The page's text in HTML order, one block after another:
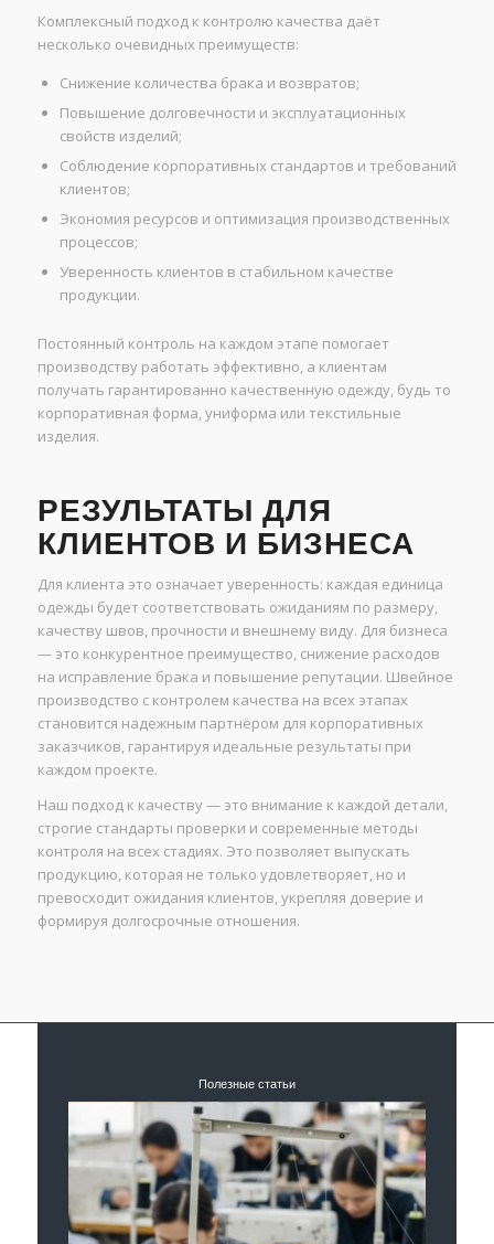
Комплексный подход к контролю качества даёт
несколько очевидных преимуществ:
Снижение количества брака и возвратов;
Повышение долговечности и эксплуатационных
свойств изделий;
Соблюдение корпоративных стандартов и требований
клиентов;
Экономия ресурсов и оптимизация производственных
процессов;
Уверенность клиентов в стабильном качестве
продукции.
Постоянный контроль на каждом этапе помогает
производству работать эффективно, а клиентам
получать гарантированно качественную одежду, будь то
корпоративная форма, униформа или текстильные
изделия.
РЕЗУЛЬТАТЫ ДЛЯ
КЛИЕНТОВ И БИЗНЕСА
Для клиента это означает уверенность: каждая единица
одежды будет соответствовать ожиданиям по размеру,
качеству швов, прочности и внешнему виду. Для бизнеса
— это конкурентное преимущество, снижение расходов
на исправление брака и повышение репутации. Швейное
производство с контролем качества на всех этапах
становится надежным партнёром для корпоративных
заказчиков, гарантируя идеальные результаты при
каждом проекте.
Наш подход к качеству — это внимание к каждой детали,
строгие стандарты проверки и современные методы
контроля на всех стадиях. Это позволяет выпускать
продукцию, которая не только удовлетворяет, но и
превосходит ожидания клиентов, укрепляя доверие и
формируя долгосрочные отношения.
Полезные статьи